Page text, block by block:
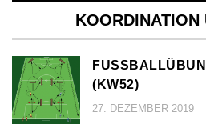
KOORDINATION
KW52)
27. DEZEMBER 2019